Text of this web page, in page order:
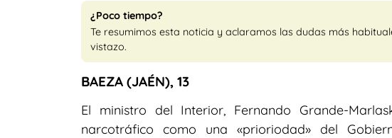
¿Poco tiempo?
Te resumimos esta noticia y aclaramos las dudas más
vistazo.
BAEZA (JAÉN), 13
El ministro del Interior, Fernando Grande-
narcotráfico como una «prioriodad» del